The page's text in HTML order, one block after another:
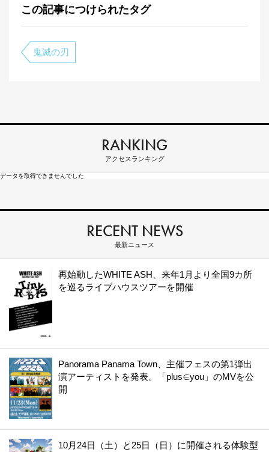
この記事につけられたタグ
鬼滅の刃
RANKING
アクセスランキング
データを取得できませんでした
RECENT NEWS
最新ニュース
再始動したWHITE ASH、来年1月より全国9カ所
を巡るライブハウスツアーを開催
Panorama Panama Town、主催フェスの第1弾出
演アーティストを発表。「plus∈you」のMVを公
開
10月24日（土）と25日（日）に開催される体験型